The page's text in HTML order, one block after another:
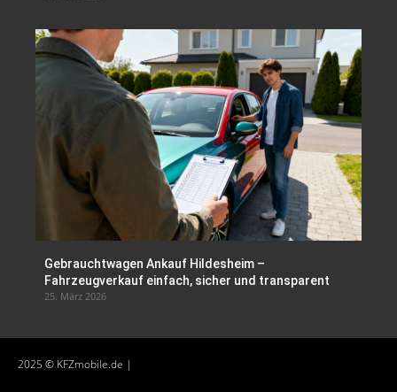
Gebrauchtwagen Ankauf Hildesheim –
Fahrzeugverkauf einfach, sicher und transparent
25. März 2026
2025 © KFZmobile.de |